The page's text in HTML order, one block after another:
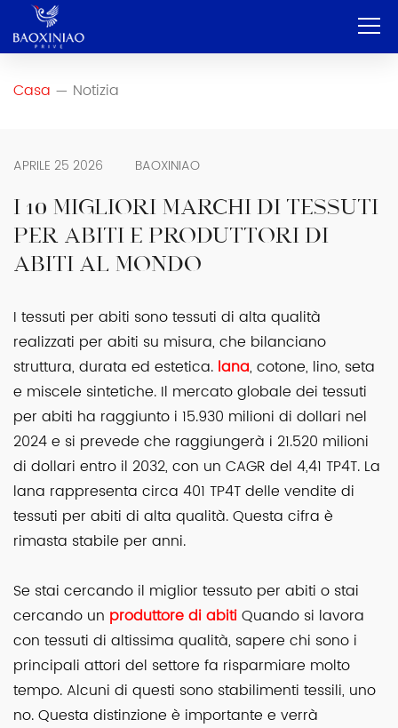
Casa — Notizia
APRILE 25 2026 BAOXINIAO
I 10 MIGLIORI MARCHI DI TESSUTI
PER ABITI E PRODUTTORI DI
ABITI AL MONDO
I tessuti per abiti sono tessuti di alta qualità
realizzati per abiti su misura, che bilanciano
struttura, durata ed estetica. lana, cotone, lino, seta
e miscele sintetiche. Il mercato globale dei tessuti
per abiti ha raggiunto i 15.930 milioni di dollari nel
2024 e si prevede che raggiungerà i 21.520 milioni
di dollari entro il 2032, con un CAGR del 4,41 TP4T. La
lana rappresenta circa 401 TP4T delle vendite di
tessuti per abiti di alta qualità. Questa cifra è
rimasta stabile per anni.
Se stai cercando il miglior tessuto per abiti o stai
cercando un produttore di abitiQuando si lavora
con tessuti di altissima qualità, sapere chi sono i
principali attori del settore fa risparmiare molto
tempo. Alcuni di questi sono stabilimenti tessili, uno
no. Questa distinzione è importante e verrà
OEM e ODM
Servizio
Prodotto
Blog